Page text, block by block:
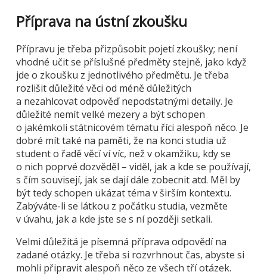
Příprava na ústní zkoušku
Přípravu je třeba přizpůsobit pojetí zkoušky; není
vhodné učit se příslušné předměty stejně, jako když
jde o zkoušku z jednotlivého předmětu. Je třeba
rozlišit důležité věci od méně důležitých
a nezahlcovat odpověď nepodstatnými detaily. Je
důležité nemít velké mezery a být schopen
o jakémkoli státnicovém tématu říci alespoň něco. Je
dobré mít také na paměti, že na konci studia už
student o řadě věcí ví víc, než v okamžiku, kdy se
o nich poprvé dozvěděl – viděl, jak a kde se používají,
s čím souvisejí, jak se dají dále zobecnit atd. Měl by
být tedy schopen ukázat téma v širším kontextu.
Zabýváte-li se látkou z počátku studia, vezměte
v úvahu, jak a kde jste se s ní později setkali.
Velmi důležitá je písemná příprava odpovědí na
zadané otázky. Je třeba si rozvrhnout čas, abyste si
mohli připravit alespoň něco ze všech tří otázek.